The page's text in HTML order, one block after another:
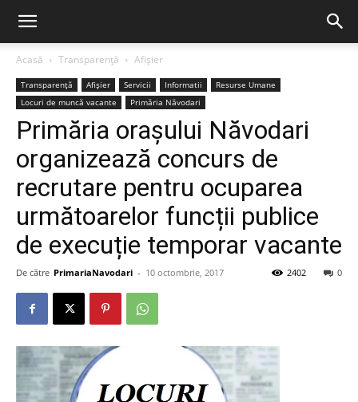
Acasă Transparență Afișier
Transparență Afișier Servicii Informatii
Resurse Umane
Locuri de muncă vacante
Primăria Năvodari
Primăria orașului Năvodari
organizează concurs de
recrutare pentru ocuparea
următoarelor funcții publice
de execuție temporar vacante
De către PrimariaNavodari - 10 octombrie, 2017 0
2402